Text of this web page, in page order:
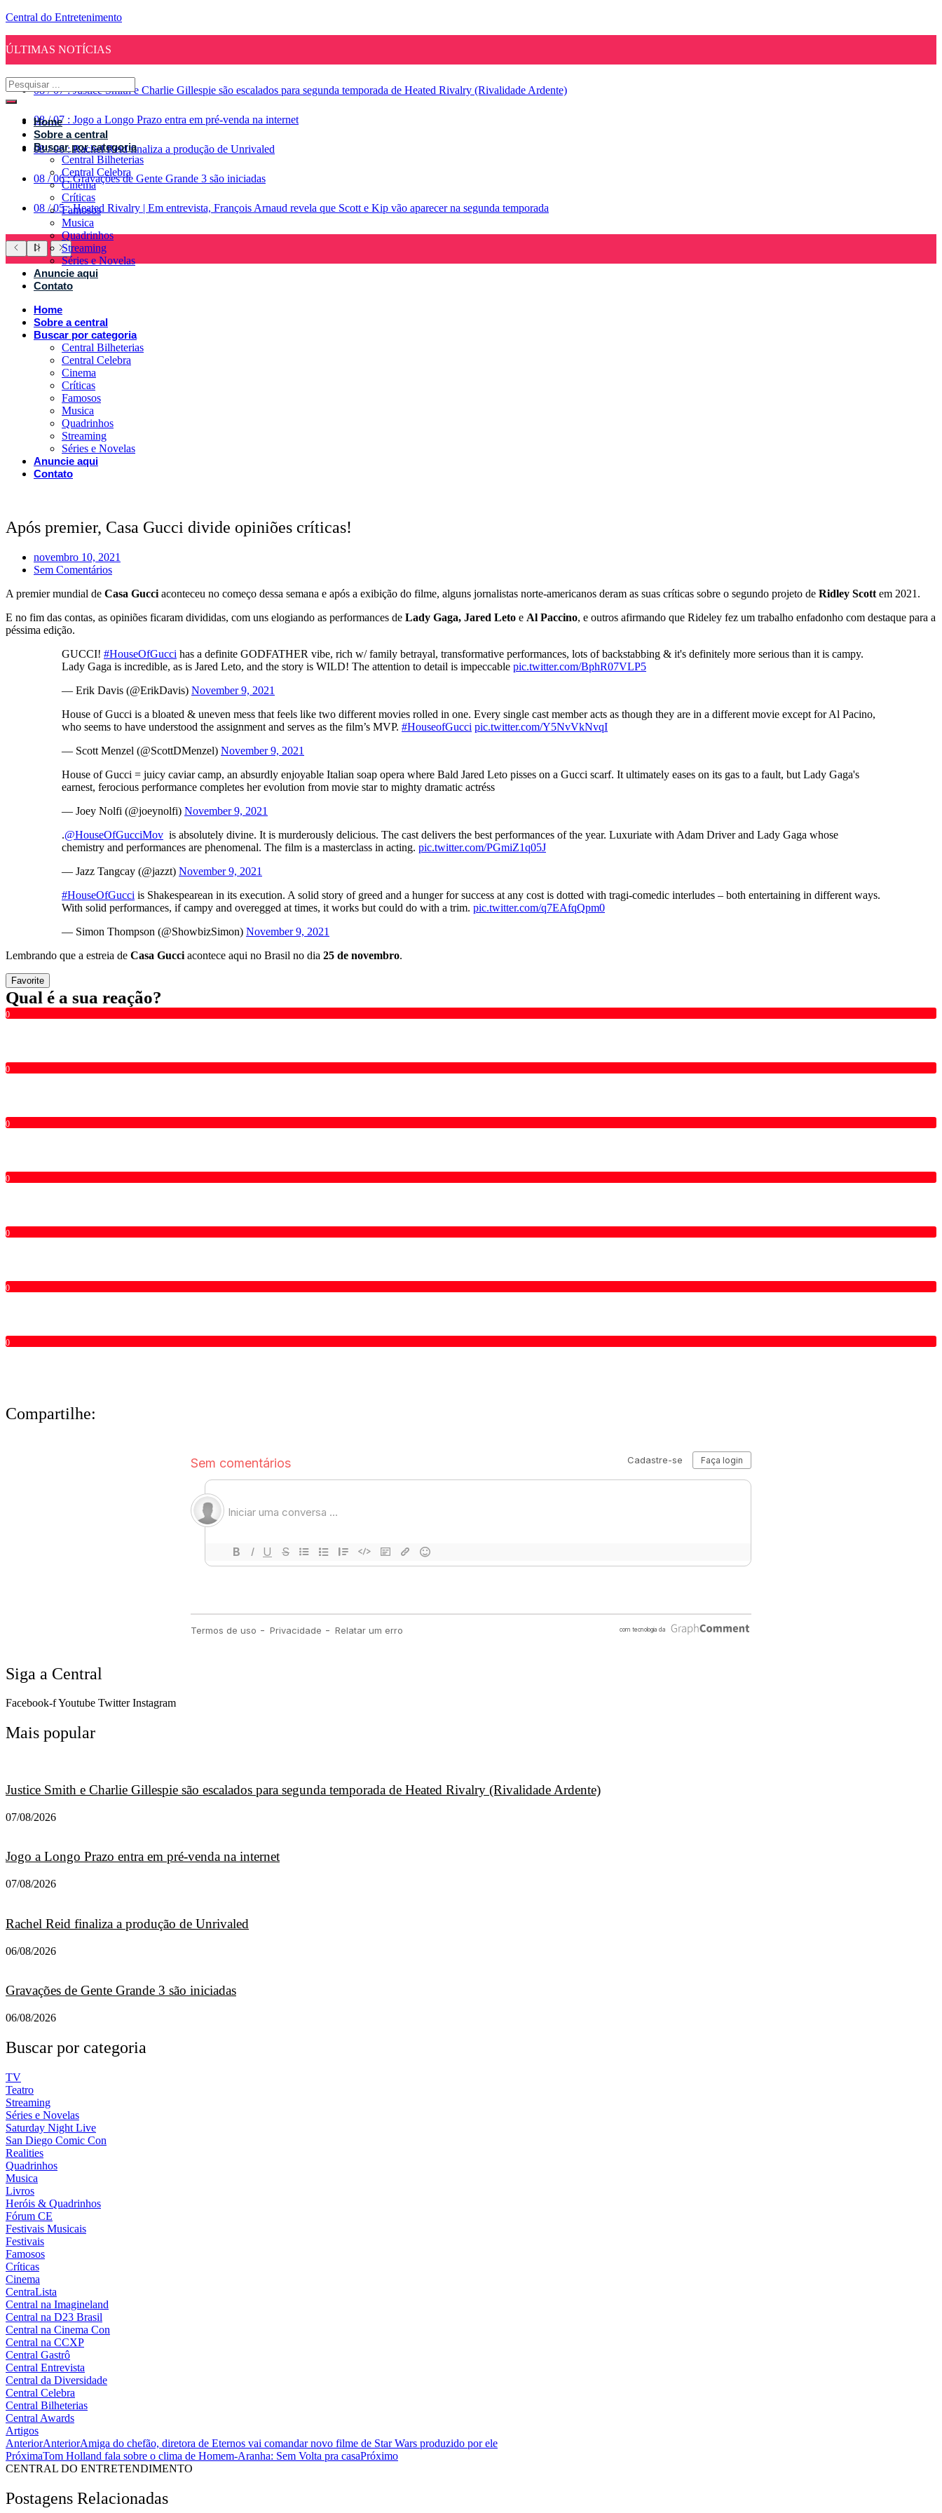
Central do Entretenimento
ÚLTIMAS NOTÍCIAS
08 / 07 : Justice Smith e Charlie Gillespie são escalados para segunda temporada de Heated Rivalry (Rivalidade Ardente)
08 / 07 : Jogo a Longo Prazo entra em pré-venda na internet
08 / 06 : Rachel Reid finaliza a produção de Unrivaled
08 / 06 : Gravações de Gente Grande 3 são iniciadas
08 / 05 : Heated Rivalry | Em entrevista, François Arnaud revela que Scott e Kip vão aparecer na segunda temporada
Home
Sobre a central
Buscar por categoria
Central Bilheterias
Central Celebra
Cinema
Críticas
Famosos
Musica
Quadrinhos
Streaming
Séries e Novelas
Anuncie aqui
Contato
Home
Sobre a central
Buscar por categoria
Central Bilheterias
Central Celebra
Cinema
Críticas
Famosos
Musica
Quadrinhos
Streaming
Séries e Novelas
Anuncie aqui
Contato
Após premier, Casa Gucci divide opiniões críticas!
novembro 10, 2021
Sem Comentários
A premier mundial de Casa Gucci aconteceu no começo dessa semana e após a exibição do filme, alguns jornalistas norte-americanos deram as suas críticas sobre o segundo projeto de Ridley Scott em 2021.
E no fim das contas, as opiniões ficaram divididas, com uns elogiando as performances de Lady Gaga, Jared Leto e Al Paccino, e outros afirmando que Rideley fez um trabalho enfadonho com destaque para a
péssima edição.
GUCCI! #HouseOfGucci has a definite GODFATHER vibe, rich w/ family betrayal, transformative performances, lots of backstabbing & it's definitely more serious than it is campy.
Lady Gaga is incredible, as is Jared Leto, and the story is WILD! The attention to detail is impeccable pic.twitter.com/BphR07VLP5
— Erik Davis (@ErikDavis) November 9, 2021
House of Gucci is a bloated & uneven mess that feels like two different movies rolled in one. Every single cast member acts as though they are in a different movie except for Al Pacino,
who seems to have understood the assignment and serves as the film’s MVP. #HouseofGucci pic.twitter.com/Y5NvVkNvqI
— Scott Menzel (@ScottDMenzel) November 9, 2021
House of Gucci = juicy caviar camp, an absurdly enjoyable Italian soap opera where Bald Jared Leto pisses on a Gucci scarf. It ultimately eases on its gas to a fault, but Lady Gaga's
earnest, ferocious performance completes her evolution from movie star to mighty dramatic actréss
— Joey Nolfi (@joeynolfi) November 9, 2021
.@HouseOfGucciMov is absolutely divine. It is murderously delicious. The cast delivers the best performances of the year. Luxuriate with Adam Driver and Lady Gaga whose
chemistry and performances are phenomenal. The film is a masterclass in acting. pic.twitter.com/PGmiZ1q05J
— Jazz Tangcay (@jazzt) November 9, 2021
#HouseOfGucci is Shakespearean in its execution. A solid story of greed and a hunger for success at any cost is dotted with tragi-comedic interludes – both entertaining in different ways.
With solid performances, if campy and overegged at times, it works but could do with a trim. pic.twitter.com/q7EAfqQpm0
— Simon Thompson (@ShowbizSimon) November 9, 2021
Lembrando que a estreia de Casa Gucci acontece aqui no Brasil no dia 25 de novembro.
Favorite
Qual é a sua reação?
0
0
0
0
0
0
0
Compartilhe:
Siga a Central
Facebook-fYoutube Twitter Instagram
Mais popular
Justice Smith e Charlie Gillespie são escalados para segunda temporada de Heated Rivalry (Rivalidade Ardente)
07/08/2026
Jogo a Longo Prazo entra em pré-venda na internet
07/08/2026
Rachel Reid finaliza a produção de Unrivaled
06/08/2026
Gravações de Gente Grande 3 são iniciadas
06/08/2026
Buscar por categoria
TV
Teatro
Streaming
Séries e Novelas
Saturday Night Live
San Diego Comic Con
Realities
Quadrinhos
Musica
Livros
Heróis & Quadrinhos
Fórum CE
Festivais Musicais
Festivais
Famosos
Críticas
Cinema
CentraLista
Central na Imagineland
Central na D23 Brasil
Central na Cinema Con
Central na CCXP
Central Gastrô
Central Entrevista
Central da Diversidade
Central Celebra
Central Bilheterias
Central Awards
Artigos
AnteriorAnteriorAmiga do chefão, diretora de Eternos vai comandar novo filme de Star Wars produzido por ele
PróximaTom Holland fala sobre o clima de Homem-Aranha: Sem Volta pra casaPróximo
CENTRAL DO ENTRETENDIMENTO
Postagens Relacionadas